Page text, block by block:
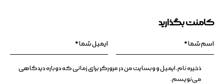
کامنت بگذارید
ذخیره نام، ایمیل و وبسایت من در مرورگر برای زمانی که دوباره دیدگاهی
می‌نویسم.